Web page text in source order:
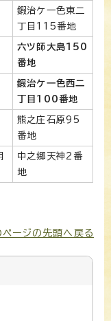
鍜治ケ一色東二
丁目115番地
六ツ師大島150
番地
鍜治ケ一色西二
丁目100番地
熊之庄石原95
番地
中之郷天神2番
地
ページの先頭へ戻る